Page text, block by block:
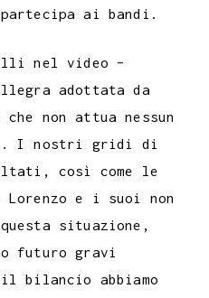
partecipa ai bandi.
nel video –
adottata da
che non attua nessun
I nostri gridi di
così come le
Lorenzo e i suoi non
situazione,
futuro gravi
il bilancio abbiamo